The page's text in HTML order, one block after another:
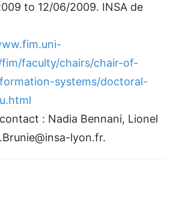
to 12/06/2009. INSA de
fim/faculty/chairs/chair-of-
systems/doctoral-
: Nadia Bennani, Lionel
lyon.fr.